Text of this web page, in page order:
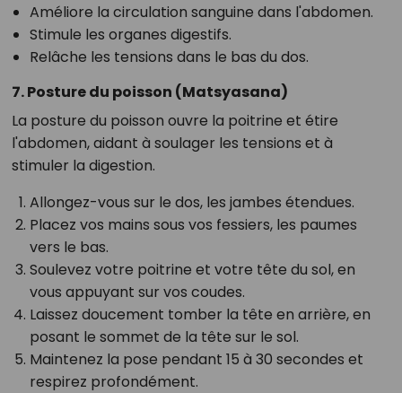
Améliore la circulation sanguine dans l'abdomen.
Stimule les organes digestifs.
Relâche les tensions dans le bas du dos.
7. Posture du poisson (Matsyasana)
La posture du poisson ouvre la poitrine et étire
l'abdomen, aidant à soulager les tensions et à
stimuler la digestion.
Allongez-vous sur le dos, les jambes étendues.
Placez vos mains sous vos fessiers, les paumes
vers le bas.
Soulevez votre poitrine et votre tête du sol, en
vous appuyant sur vos coudes.
Laissez doucement tomber la tête en arrière, en
posant le sommet de la tête sur le sol.
Maintenez la pose pendant 15 à 30 secondes et
respirez profondément.